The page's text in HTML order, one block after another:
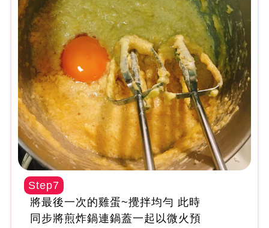
Step7
將最後一次的雞蛋~攪拌均勻 此時
同步將煎炸鍋連鍋蓋一起以微火預